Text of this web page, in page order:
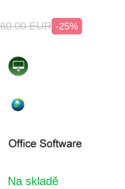
60.00 EUR -25%
Na skladě